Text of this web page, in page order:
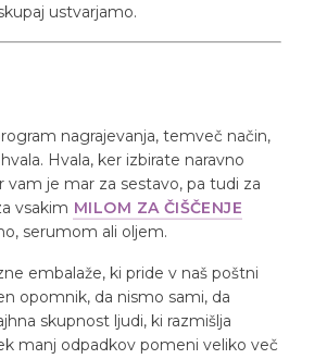
ustvarjamo.
nagrajevanja, temveč način,
Hvala, ker izbirate naravno
vam je mar za sestavo, pa tudi za
vsakim MILOM ZA ČIŠČENJE
serumom ali oljem.
embalaže, ki pride v naš poštni
opomnik, da nismo sami, da
skupnost ljudi, ki razmišlja
manj odpadkov pomeni veliko več